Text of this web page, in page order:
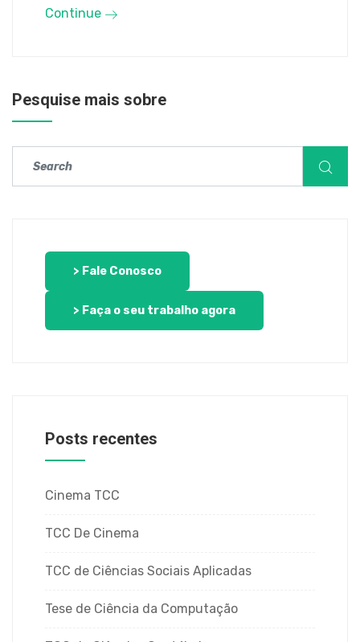
Continue
Pesquise mais sobre
> Fale Conosco
> Faça o seu trabalho agora
Posts recentes
Cinema TCC
TCC De Cinema
TCC de Ciências Sociais Aplicadas
Tese de Ciência da Computação